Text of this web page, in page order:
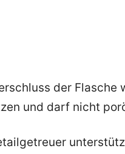
der Flasche
und darf nicht